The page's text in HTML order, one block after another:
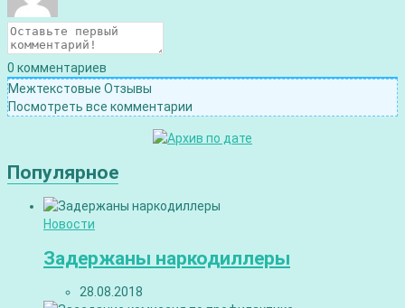
0 комментариев
Межтекстовые Отзывы
Посмотреть все комментарии
Популярное
Новости
Задержаны наркодиллеры
28.08.2018